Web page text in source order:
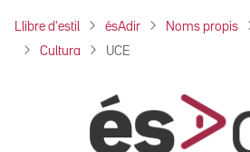
Llibre d'estil ésAdir Noms propis
Cultura UCE